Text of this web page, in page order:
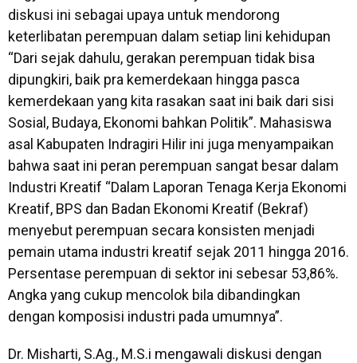
diskusi ini sebagai upaya untuk mendorong
keterlibatan perempuan dalam setiap lini kehidupan
“Dari sejak dahulu, gerakan perempuan tidak bisa
dipungkiri, baik pra kemerdekaan hingga pasca
kemerdekaan yang kita rasakan saat ini baik dari sisi
Sosial, Budaya, Ekonomi bahkan Politik”. Mahasiswa
asal Kabupaten Indragiri Hilir ini juga menyampaikan
bahwa saat ini peran perempuan sangat besar dalam
Industri Kreatif “Dalam Laporan Tenaga Kerja Ekonomi
Kreatif, BPS dan Badan Ekonomi Kreatif (Bekraf)
menyebut perempuan secara konsisten menjadi
pemain utama industri kreatif sejak 2011 hingga 2016.
Persentase perempuan di sektor ini sebesar 53,86%.
Angka yang cukup mencolok bila dibandingkan
dengan komposisi industri pada umumnya”.
Dr. Misharti, S.Ag., M.S.i mengawali diskusi dengan